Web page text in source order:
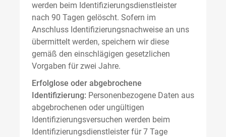
werden beim Identifizierungsdienstleister
nach 90 Tagen gelöscht. Sofern im
Anschluss Identifizierungsnachweise an uns
übermittelt werden, speichern wir diese
gemäß den einschlägigen gesetzlichen
Vorgaben für zwei Jahre.
Erfolglose oder abgebrochene
Identifizierung: Personenbezogene Daten aus
abgebrochenen oder ungültigen
Identifizierungsversuchen werden beim
Identifizierungsdienstleister für 7 Tage